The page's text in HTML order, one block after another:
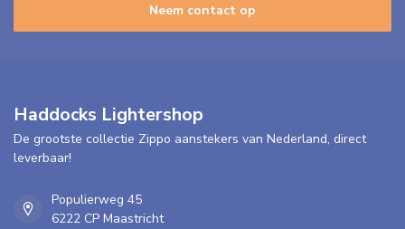
Neem contact op
Haddocks Lightershop
De grootste collectie Zippo aanstekers van Nederland, direct
leverbaar!
Populierweg 45
6222 CP Maastricht